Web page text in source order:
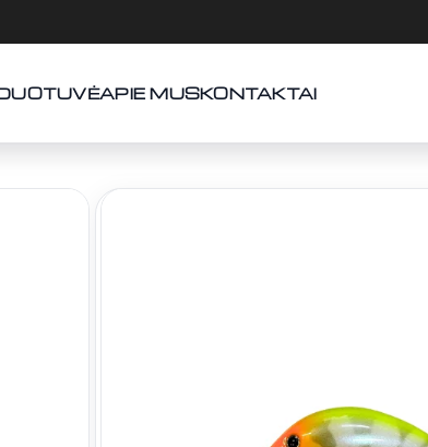
APIE MUSKONTAKTAI